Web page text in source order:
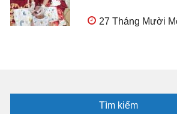
27 Tháng Mười
Tìm kiếm